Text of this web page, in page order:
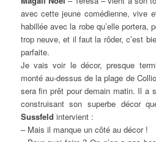
avec cette jeune comédienne, vive
habillée avec la robe qu’elle portera,
trop neuve, et il faut la rôder, c’est
parfaite.
Je vais voir le décor, presque
monté au-dessus de la plage de
sera fin prêt pour demain matin. Il a
construisant son superbe décor
Sussfeld intervient :
– Mais il manque un côté au décor !